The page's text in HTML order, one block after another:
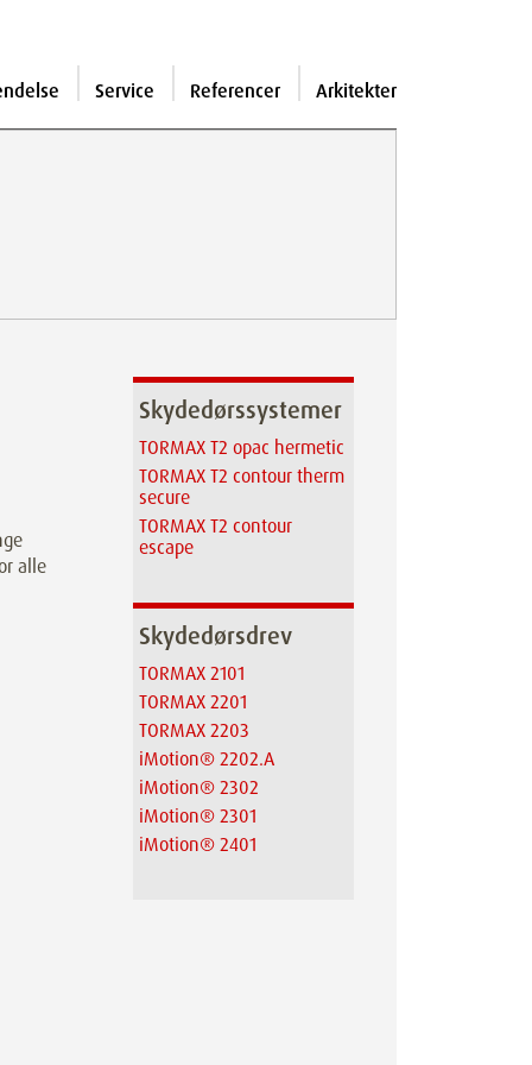
Service Referencer Arkitekter
alle
Skydedørssystemer
TORMAX T2 opac hermetic
TORMAX T2 contour therm
secure
TORMAX T2 contour
escape
Skydedørsdrev
TORMAX 2101
TORMAX 2201
TORMAX 2203
iMotion® 2202.A
iMotion® 2302
iMotion® 2301
iMotion® 2401